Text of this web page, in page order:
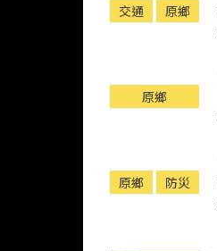
交通 原鄉
原鄉
原鄉 防災